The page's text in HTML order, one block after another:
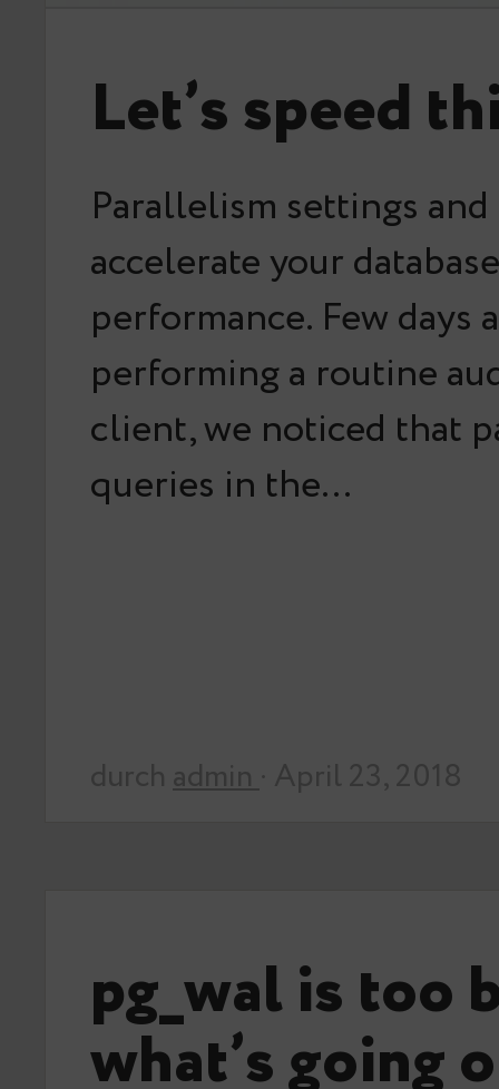
Let’s speed
Parallelism settings
accelerate your database
performance. Few days
performing a routine
client, we noticed that
queries in the…
pg_wal is too
what’s going